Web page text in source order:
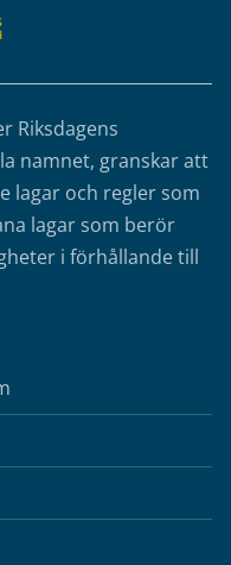
Riksdagens
namnet, granskar att
lagar och regler som
lagar som berör
i förhållande till